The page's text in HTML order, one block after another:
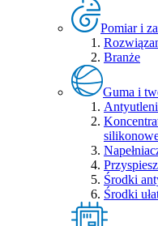
Pomiar i
Branże
Guma i
Środki
Środki